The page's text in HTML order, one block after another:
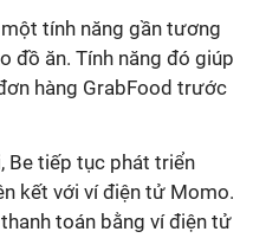
tính năng gần tương
đồ ăn. Tính năng đó giúp
hàng GrabFood trước
Be tiếp tục phát triển
kết với ví điện tử Momo.
toán bằng ví điện tử